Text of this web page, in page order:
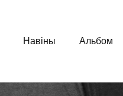
Навіны Альбом